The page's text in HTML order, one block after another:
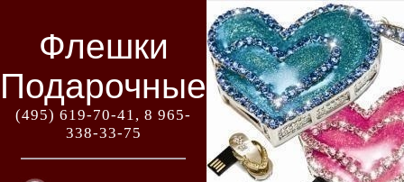
Флешки
Подарочные
(495) 619-70-41, 8 965-
338-33-75